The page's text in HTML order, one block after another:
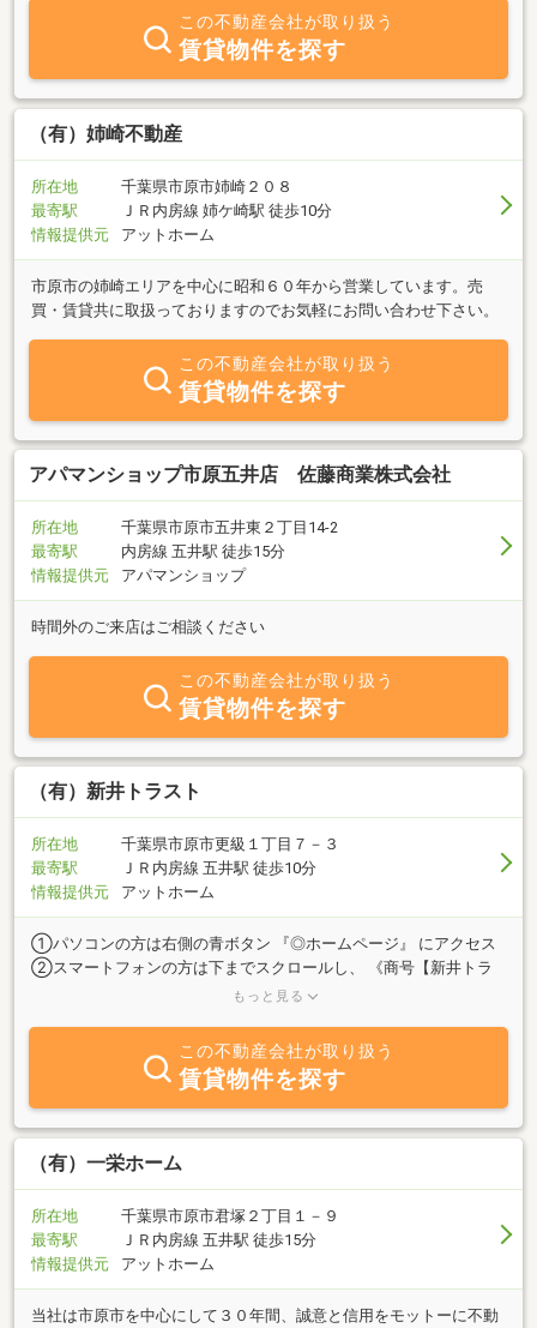
フがスピーディーで親切な対応を心掛けております。みなさまのご
来店・ご相談、お待ちしております。
この不動産会社が取り扱う
賃貸物件を探す
（有）姉崎不動産
所在地
千葉県市原市姉崎２０８
最寄駅
ＪＲ内房線 姉ケ崎駅 徒歩10分
情報提供元
アットホーム
市原市の姉崎エリアを中心に昭和６０年から営業しています。売
買・賃貸共に取扱っておりますのでお気軽にお問い合わせ下さい。
この不動産会社が取り扱う
賃貸物件を探す
アパマンショップ市原五井店 佐藤商業株式会社
所在地
千葉県市原市五井東２丁目14-2
最寄駅
内房線 五井駅 徒歩15分
情報提供元
アパマンショップ
時間外のご来店はご相談ください
この不動産会社が取り扱う
賃貸物件を探す
（有）新井トラスト
所在地
千葉県市原市更級１丁目７－３
最寄駅
ＪＲ内房線 五井駅 徒歩10分
情報提供元
アットホーム
①パソコンの方は右側の青ボタン 『◎ホームページ』 にアクセス
②スマートフォンの方は下までスクロールし、 《商号【新井トラ
スト】》 のとなり 【ＨＰ】 をタップ当社所有物件、管理物件をた
済の中古戸建をはじめ、建築条件なしの土地や収益物件のアパー
ト、事業用の店舗・事務所や賃貸アパート、店舗、駐車場など幅広
く取り扱い、千葉県広域に物件を自社所有をしております。戸建、
土地、アパートなどの買取も併せて行っております。不動産のこと
でお困りの事、気になることがございましたら、是非ともお力にな
りたいと思いますので、お気軽に当社までご来店、ご連絡、お問い
もっと見る
この不動産会社が取り扱う
賃貸物件を探す
（有）一栄ホーム
所在地
千葉県市原市君塚２丁目１－９
最寄駅
ＪＲ内房線 五井駅 徒歩15分
情報提供元
アットホーム
当社は市原市を中心にして３０年間、誠意と信用をモットーに不動